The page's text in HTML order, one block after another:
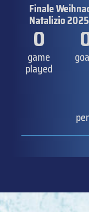
Finale
Natalizio 2025
0
game
played